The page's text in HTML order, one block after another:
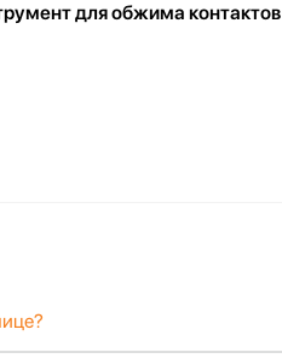
для обжима контактов